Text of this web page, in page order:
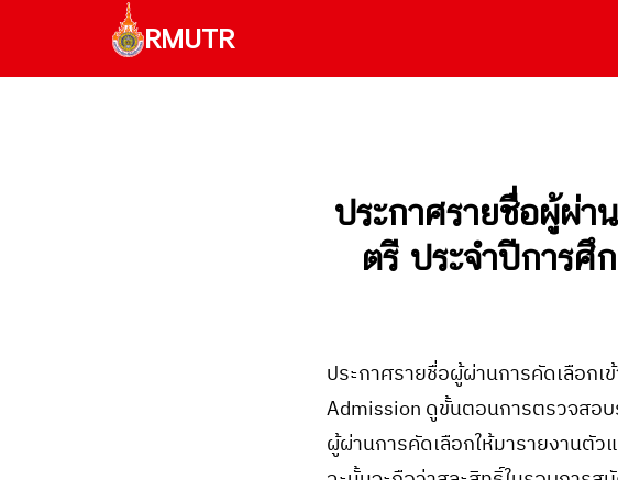
RMUTR
ประกาศรายชื่อผู้ผ่
ตรี ประจำปีการศึ
ประกาศรายชื่อผู้ผ่านการคัดเลือก
Admission ดูขั้นตอนการตรวจสอ
ผู้ผ่านการคัดเลือกให้มารายงานตัว